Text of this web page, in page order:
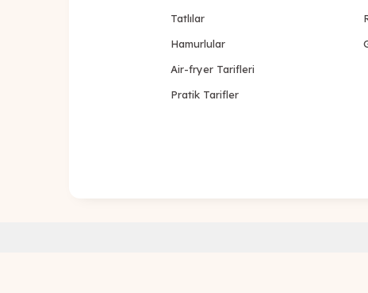
Tatlılar
Hamurlular
Air-fryer Tarifleri
Pratik Tarifler